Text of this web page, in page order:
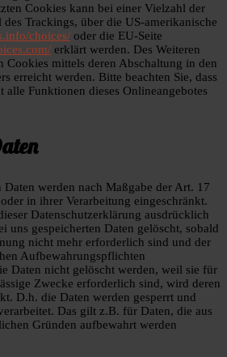
Cookies kann bei einer Vielzahl der
Trackings, über die US-amerikanische
choices/ oder die EU-Seite
erklärt werden. Des Weiteren
Cookies mittels deren Abschaltung in den
erreicht werden. Bitte beachten Sie, dass
alle Funktionen dieses Onlineangebotes
werden nach Maßgabe der Art. 17
in ihrer Verarbeitung eingeschränkt.
Datenschutzerklärung ausdrücklich
uns gespeicherten Daten gelöscht, sobald
nicht mehr erforderlich sind und der
Aufbewahrungspflichten
Daten nicht gelöscht werden, weil sie für
Zwecke erforderlich sind, wird deren
D.h. die Daten werden gesperrt und
Das gilt z.B. für Daten, die aus
Gründen aufbewahrt werden